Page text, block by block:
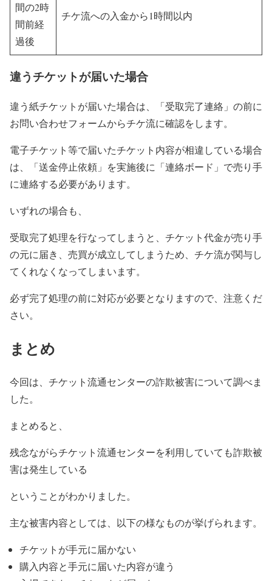
間の2時
間前経
過後
チケ流への入金から1時間以内
違うチケットが届いた場合
違う紙チケットが届いた場合は、「受取完了連絡」の前に
お問い合わせフォームからチケ流に確認をします。
電子チケット等で届いたチケット内容が相違している場合
は、「送金停止依頼」を実施後に「連絡ボード」で売り手
に連絡する必要があります。
いずれの場合も、
受取完了処理を行なってしまうと、チケット代金が売り手
の元に届き、売買が成立してしまうため、チケ流が関与し
てくれなくなってしまいます。
必ず完了処理の前に対応が必要となりますので、注意くだ
さい。
まとめ
今回は、チケット流通センターの詐欺被害について調べま
した。
まとめると、
残念ながらチケット流通センターを利用していても詐欺被
害は発生している
ということがわかりました。
主な被害内容としては、以下の様なものが挙げられます。
チケットが手元に届かない
購入内容と手元に届いた内容が違う